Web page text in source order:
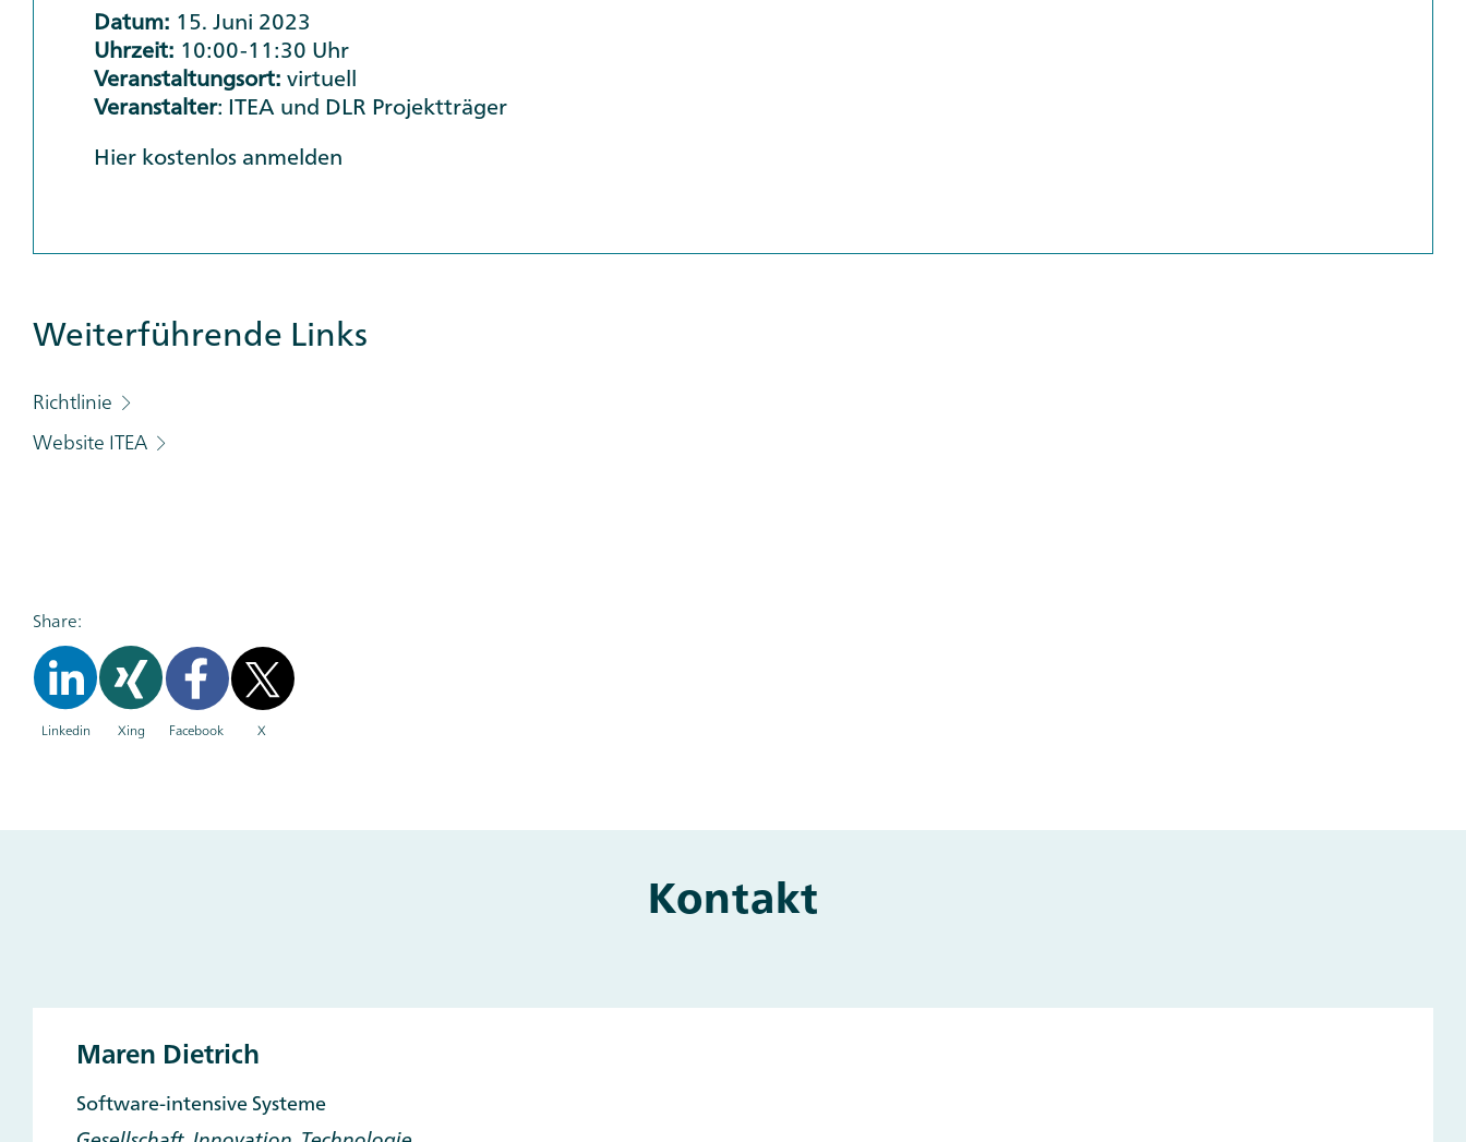
Datum: 15. Juni 2023
Uhrzeit: 10:00-11:30 Uhr
Veranstaltungsort:virtuell
Veranstalter: ITEA und DLR Projektträger
Hier kostenlos anmelden
Additional
Links
Weiterführende Links
Richtlinie
Website ITEA
Share:
Linkedin Xing Facebook X
Kontakt
Maren Dietrich
Software-intensive Systeme